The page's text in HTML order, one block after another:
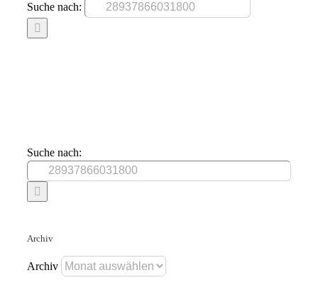
Suche nach:
Suche nach:
Archiv
Archiv